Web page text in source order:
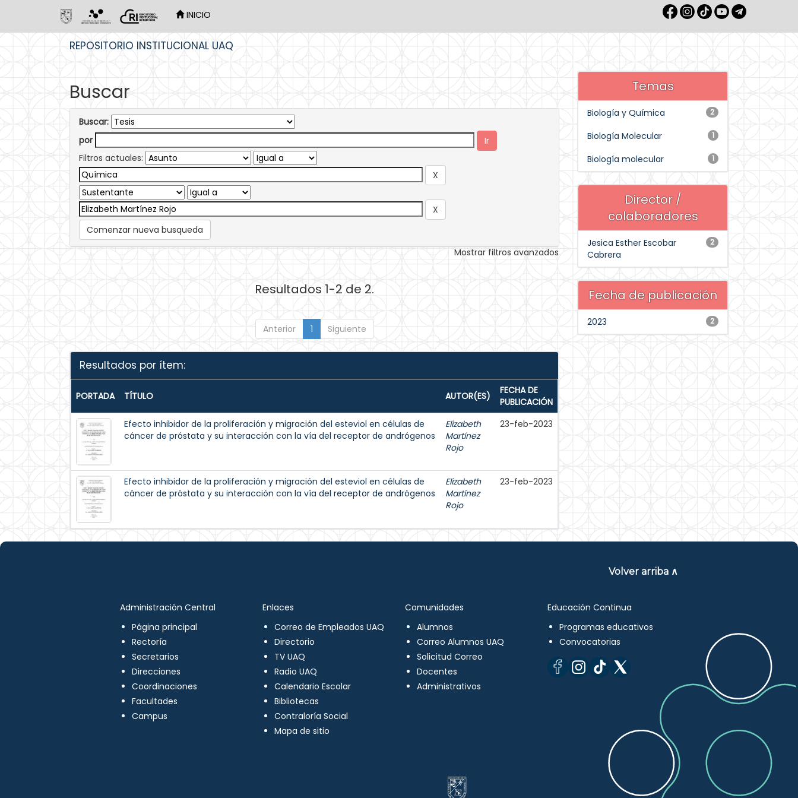
INICIO
REPOSITORIO INSTITUCIONAL UAQ
Buscar
Buscar:
por
Filtros actuales:
Comenzar nueva busqueda
Mostrar filtros avanzados
Resultados 1-2 de 2.
Anterior 1 Siguiente
Resultados por ítem:
PORTADA TÍTULO AUTOR(ES)
FECHA DE
PUBLICACIÓN
Efecto inhibidor de la proliferación y migración del esteviol en células de
cáncer de próstata y su interacción con la vía del receptor de andrógenos
Elizabeth
Martínez
Rojo
23-feb-2023
Efecto inhibidor de la proliferación y migración del esteviol en células de
cáncer de próstata y su interacción con la vía del receptor de andrógenos
Elizabeth
Martínez
Rojo
23-feb-2023
Temas
2
Biología y Química
1
Biología Molecular
1
Biología molecular
Director /
colaboradores
2
Jesica Esther Escobar
Cabrera
Fecha de publicación
2
2023
Volver arriba ∧
Administración Central
Página principal
Rectoría
Secretarios
Direcciones
Coordinaciones
Facultades
Campus
Enlaces
Correo de Empleados UAQ
Directorio
TV UAQ
Radio UAQ
Calendario Escolar
Bibliotecas
Contraloría Social
Mapa de sitio
Comunidades
Alumnos
Correo Alumnos UAQ
Solicitud Correo
Docentes
Administrativos
Educación Continua
Programas educativos
Convocatorias